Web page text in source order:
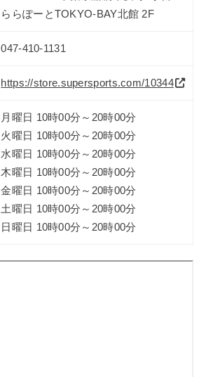
ららぽーとTOKYO-BAY北館 2F
047-410-1131
https://store.supersports.com/10344
月曜日 10時00分～20時00分
火曜日 10時00分～20時00分
水曜日 10時00分～20時00分
木曜日 10時00分～20時00分
金曜日 10時00分～20時00分
土曜日 10時00分～20時00分
日曜日 10時00分～20時00分